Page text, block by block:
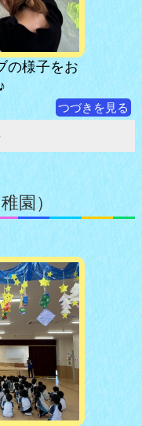
の様子をお
つづきを見る
園）